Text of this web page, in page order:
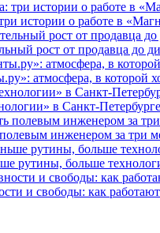
истории о работе в
рост от продавца до
атмосфера, в которой
в Санкт-
инженером за три
рутины, больше
и свободы: как